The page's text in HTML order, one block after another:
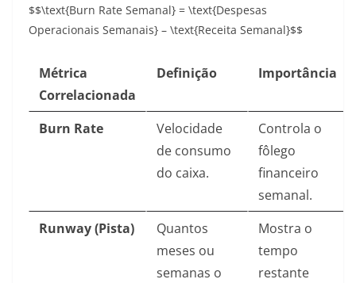
$$\text{Burn Rate Semanal} = \text{Despesas
Operacionais Semanais} – \text{Receita Semanal}$$
Métrica
Correlacionada
Definição Importância
Burn Rate
Velocidade
de consumo
do caixa.
Controla o
fôlego
financeiro
semanal.
Runway (Pista)
Quantos
meses ou
semanas o
Mostra o
tempo
restante